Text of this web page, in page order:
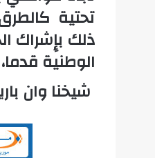
تحتية
ذلك بإِشراك
الوطنية
شيخنا وان